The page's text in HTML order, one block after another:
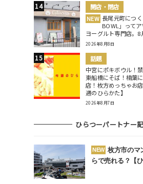
開店・閉店
NEW 長尾元町につ
BOWL」って
ヨーグルト専門店。
2026年8月8日
話題
中宮にポキボウル！
東船橋にそば！楠葉
店！枚方めっちゃお
週のひらかた】
2026年8月7日
ひらつーパートナー
NEW 枚方市のマ
らで売れる？【